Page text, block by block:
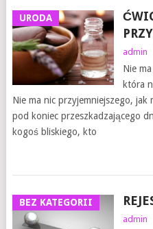
URODA
admin
Nie
która
Nie ma nic przyjemniejszego, jak
pod koniec przeszkadzającego
kogoś bliskiego, kto
BEZ KATEGORII
admin